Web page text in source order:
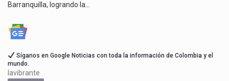
Barranquilla, logrando la…
Síganos en Google Noticias con toda la información de Colombia y el
mundo.
lavibrante